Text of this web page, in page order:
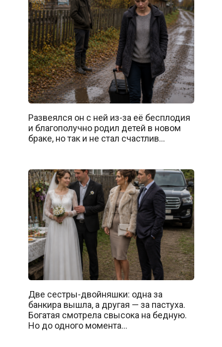
Развеялся он с ней из-за её бесплодия
и благополучно родил детей в новом
браке, но так и не стал счастлив…
Две сестры-двойняшки: одна за
банкира вышла, а другая — за пастуха.
Богатая смотрела свысока на бедную.
Но до одного момента…